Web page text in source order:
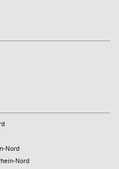
Nord
Nord